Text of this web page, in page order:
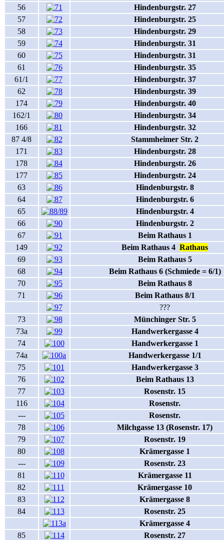
56
Hindenburgstr. 27
57
Hindenburgstr. 25
58
Hindenburgstr. 29
59
Hindenburgstr. 31
60
Hindenburgstr. 31
61
Hindenburgstr. 35
61/1
Hindenburgstr. 37
62
Hindenburgstr. 39
174
Hindenburgstr. 40
162/1
Hindenburgstr. 34
166
Hindenburgstr. 32
87 4/8
Stammheimer Str. 2
171
Hindenburgstr. 28
178
Hindenburgstr. 26
177
Hindenburgstr. 24
63
Hindenburgstr. 8
64
Hindenburgstr. 6
65
Hindenburgstr. 4
66
Hindenburgstr. 2
67
Beim Rathaus 1
149
Beim Rathaus 4 Rathaus
69
Beim Rathaus 5
68
Beim Rathaus 6 (Schmiede = 6/1)
70
Beim Rathaus 8
71
Beim Rathaus 8/1
???
73
Münchinger Str. 5
73a
Handwerkergasse 4
74
Handwerkergasse 1
74a
Handwerkergasse 1/1
75
Handwerkergasse 3
76
Beim Rathaus 13
77
Rosenstr. 15
116
Rosenstr.
---
Rosenstr.
78
Milchgasse 13 (Rosenstr. 17)
79
Rosenstr. 19
80
Krämergasse 1
---
Rosenstr. 23
81
Krämergasse 11
82
Krämergasse 10
83
Krämergasse 8
84
Rosenstr. 25
Krämergasse 4
85
Rosenstr. 27